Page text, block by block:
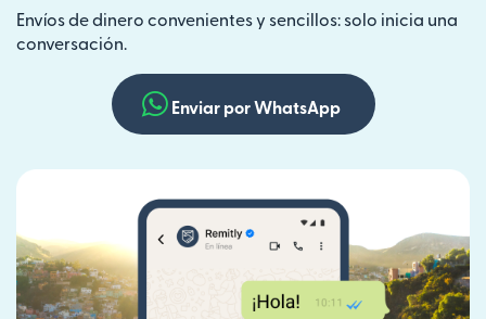
Envíos de dinero convenientes y sencillos: solo inicia una
conversación.
Enviar por WhatsApp